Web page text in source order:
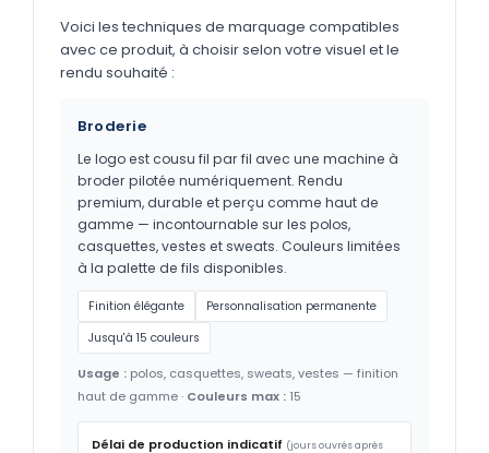
Voici les techniques de marquage compatibles
avec ce produit, à choisir selon votre visuel et le
rendu souhaité :
Broderie
Le logo est cousu fil par fil avec une machine à
broder pilotée numériquement. Rendu
premium, durable et perçu comme haut de
gamme — incontournable sur les polos,
casquettes, vestes et sweats. Couleurs limitées
à la palette de fils disponibles.
Finition élégante
Personnalisation permanente
Jusqu'à 15 couleurs
Usage : polos, casquettes, sweats, vestes — finition
haut de gamme · Couleurs max : 15
Délai de production indicatif (jours ouvrés après